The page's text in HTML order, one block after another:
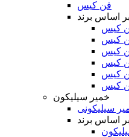
فن کیس
اساس برند
خمیر سیلیکون
سیلیکونی
اساس برند